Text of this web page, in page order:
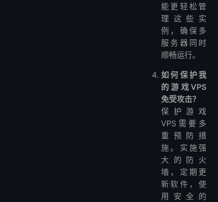
能更轻松管
理这些实
例，确保多
服务器同时
顺畅运行。
如何保护我
的游戏VPS
免受攻击？
保护游戏
VPS需要多
重预防措
施。实施强
大的防火
墙，定期更
新软件，使
用安全的